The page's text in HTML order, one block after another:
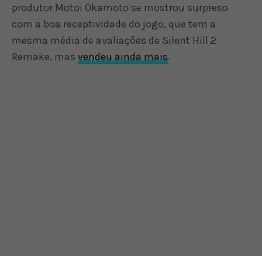
produtor Motoi Okamoto se mostrou surpreso
com a boa receptividade do jogo, que tem a
mesma média de avaliações de Silent Hill 2
Remake, masvendeu ainda mais.